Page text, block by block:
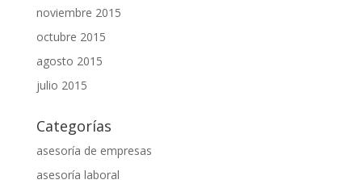
noviembre 2015
octubre 2015
agosto 2015
julio 2015
Categorías
asesoría de empresas
asesoría laboral